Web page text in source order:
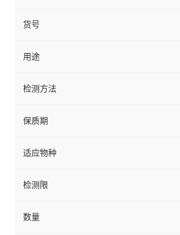
货号
用途
检测方法
保质期
适应物种
检测限
数量